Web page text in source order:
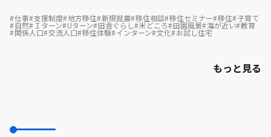
仕事 支援制度 地方移住 新規就農 移住相談 移住セミナー 移住 子育て
自然 Ｉターン Uターン 田舎ぐらし 米どころ 田園風景 海が近い 教育
関係人口 交流人口 移住体験 インターン 文化 お試し住宅
もっと見る